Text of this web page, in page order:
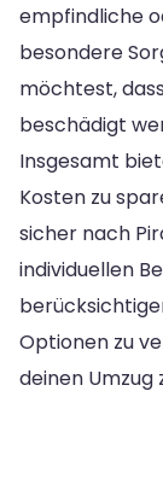
empfindliche
besondere
möchtest,
beschädigt
Insgesamt
Kosten zu
sicher nach
individuellen
Optionen zu
deinen Umzug